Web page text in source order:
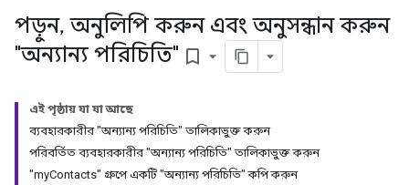
পড়ুন, অনুলিপি করুন এবং অনুসন্ধান করুন
"অন্যান্য পরিচিতি" bookmark_border
এই পৃষ্ঠায় যা যা আছে
ব্যবহারকারীর "অন্যান্য পরিচিতি" তালিকাভুক্ত করুন
পরিবর্তিত ব্যবহারকারীর "অন্যান্য পরিচিতি" তালিকাভুক্ত করুন
"myContacts" গ্রুপে একটি "অন্যান্য পরিচিতি" কপি করুন